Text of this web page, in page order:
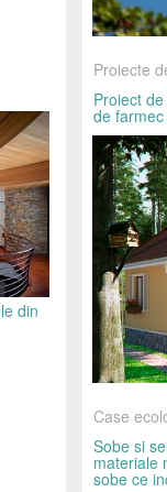
din
Proiecte
Proiect
de
Case
Sobe si
materiale
sobe ce